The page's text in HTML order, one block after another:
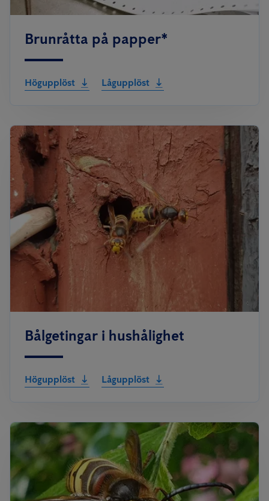
Brunråtta på papper*
Högupplöst Lågupplöst
Bålgetingar i hushålighet
Högupplöst Lågupplöst